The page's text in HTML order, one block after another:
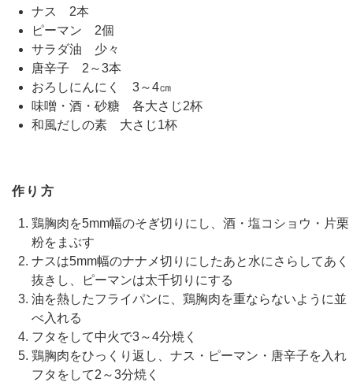
ナス 2本
ピーマン 2個
サラダ油 少々
唐辛子 2～3本
おろしにんにく 3～4㎝
味噌・酒・砂糖 各大さじ2杯
和風だしの素 大さじ1杯
作り方
鶏胸肉を5mm幅のそぎ切りにし、酒・塩コショウ・片栗
粉をまぶす
ナスは5mm幅のナナメ切りにしたあと水にさらしてあく
抜きし、ピーマンは太千切りにする
油を熱したフライパンに、鶏胸肉を重ならないように並
べ入れる
フタをして中火で3～4分焼く
鶏胸肉をひっくり返し、ナス・ピーマン・唐辛子を入れ
フタをして2～3分焼く